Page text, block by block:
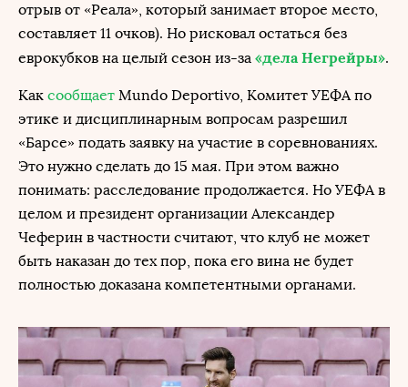
отрыв от «Реала», который занимает второе место,
составляет 11 очков). Но рисковал остаться без
еврокубков на целый сезон из-за «дела Негрейры».
Как сообщает Mundo Deportivo, Комитет УЕФА по
этике и дисциплинарным вопросам разрешил
«Барсе» подать заявку на участие в соревнованиях.
Это нужно сделать до 15 мая. При этом важно
понимать: расследование продолжается. Но УЕФА в
целом и президент организации Александер
Чеферин в частности считают, что клуб не может
быть наказан до тех пор, пока его вина не будет
полностью доказана компетентными органами.